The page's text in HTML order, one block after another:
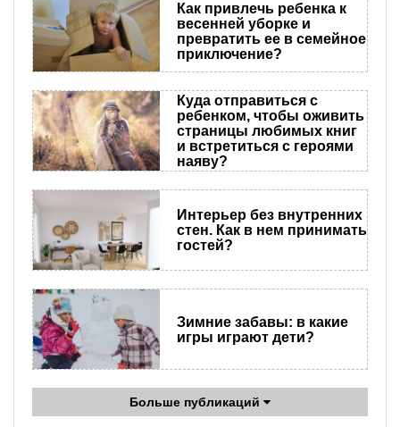
Как привлечь ребенка к
весенней уборке и
превратить ее в семейное
приключение?
Куда отправиться с
ребенком, чтобы оживить
страницы любимых книг
и встретиться с героями
наяву?
Интерьер без внутренних
стен. Как в нем принимать
гостей?
Зимние забавы: в какие
игры играют дети?
Больше публикаций